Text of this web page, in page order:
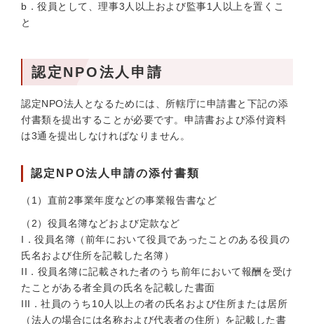
b．役員として、理事3人以上および監事1人以上を置くこ
と
認定NPO法人申請
認定NPO法人となるためには、所轄庁に申請書と下記の添
付書類を提出することが必要です。申請書および添付資料
は3通を提出しなければなりません。
認定NPO法人申請の添付書類
（1）直前2事業年度などの事業報告書など
（2）役員名簿などおよび定款など
I．役員名簿（前年において役員であったことのある役員の
氏名および住所を記載した名簿）
II．役員名簿に記載された者のうち前年において報酬を受け
たことがある者全員の氏名を記載した書面
III．社員のうち10人以上の者の氏名および住所または居所
（法人の場合には名称および代表者の住所）を記載した書